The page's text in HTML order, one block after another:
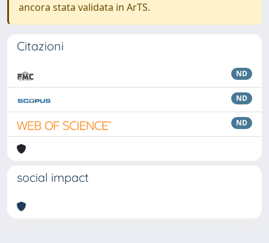
ancora stata validata in ArTS.
Citazioni
ND
ND
ND
social impact